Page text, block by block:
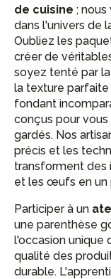
de cuisine ;
dans l'univers de
Oubliez les
créer de
soyez tenté par
la texture
fondant
conçus pour
gardés. Nos
précis et les
transforment des
et les œufs en un
Participer à un
une parenthèse
l'occasion unique
qualité des
durable.